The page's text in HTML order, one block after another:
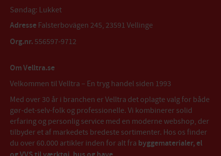
Søndag: Lukket
Adresse Falsterbovägen 245, 23591 Vellinge
Org.nr. 556597-9712
Om Velltra.se
Velkommen til Velltra – En tryg handel siden 1993
Med over 30 år i branchen er Velltra det oplagte valg for både
gør-det-selv-folk og professionelle. Vi kombinerer solid
erfaring og personlig service med en moderne webshop, der
tilbyder et af markedets bredeste sortimenter. Hos os finder
du over 60.000 artikler inden for alt fra byggematerialer, el